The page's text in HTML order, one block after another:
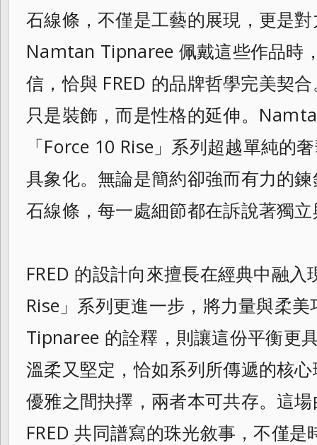
石線條，不僅是工藝的展現，更是
Namtan Tipnaree 佩戴這些作品時
信，恰與 FRED 的品牌哲學完美契
只是裝飾，而是性格的延伸。
「Force 10 Rise」系列超越單純的
具象化。無論是簡約卻強而有力的
石線條，每一處細節都在訴說著獨
FRED 的設計向來擅長在經典中融
Rise」系列更進一步，將力量與柔
Tipnaree 的詮釋，則讓這份平衡
溫柔又堅定，恰如系列所傳遞的核
優雅之間抉擇，兩者本可共存。這
FRED 共同譜寫的珠光敘事，不僅